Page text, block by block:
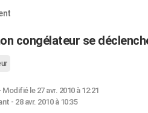
congélateur se
Modifié le 27 avr. 2010 à 12:21
- 28 avr. 2010 à 10:35